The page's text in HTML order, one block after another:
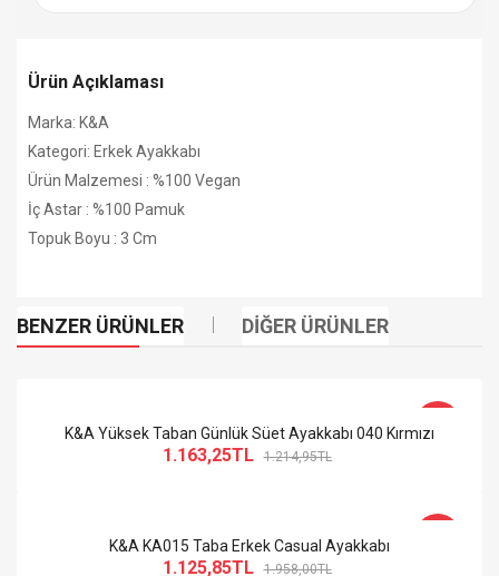
Ürün Açıklaması
Marka: K&A
Kategori: Erkek Ayakkabı
Ürün Malzemesi : %100 Vegan
İç Astar : %100 Pamuk
Topuk Boyu : 3 Cm
BENZER ÜRÜNLER DIĞER ÜRÜNLER
K&A Yüksek Taban Günlük Süet Ayakkabı 040 Kırmızı
1.163,25TL 1.214,95TL
K&A KA015 Taba Erkek Casual Ayakkabı
1.125,85TL 1.958,00TL